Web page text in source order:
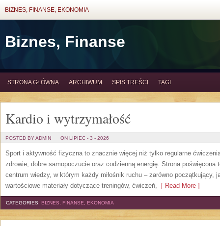
BIZNES, FINANSE, EKONOMIA
Biznes, Finanse
STRONA GŁÓWNA ARCHIWUM SPIS TREŚCI TAGI
Kardio i wytrzymałość
POSTED BY ADMIN ON LIPIEC - 3 - 2026
Sport i aktywność fizyczna to znacznie więcej niż tylko regularne
zdrowie, dobre samopoczucie oraz codzienną energię. Strona poświęcona
centrum wiedzy, w którym każdy miłośnik ruchu – zarówno początkujący,
wartościowe materiały dotyczące treningów, ćwiczeń, [ Read More ]
CATEGORIES: BIZNES, FINANSE, EKONOMIA